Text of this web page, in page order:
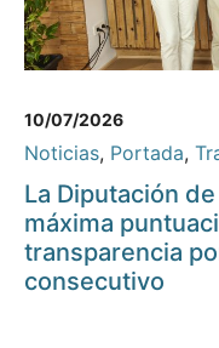
10/07/2026
Noticias, Portada,
La Diputación
máxima
transparencia
consecutivo